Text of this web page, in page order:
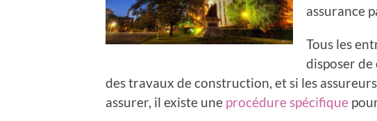
assurance
Tous les
disposer de
des travaux de construction, et si les
assurer, il existe une procédure spécifique